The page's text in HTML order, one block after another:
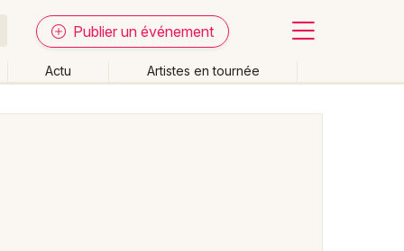
Publier un événement
Actu Artistes en tournée